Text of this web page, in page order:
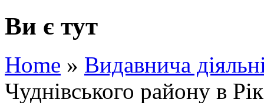
Ви є тут
Home » Видавнича
Чуднівського району в